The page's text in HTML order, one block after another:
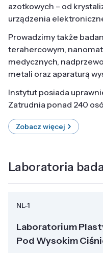
azotkowych – od
urządzenia
Prowadzimy także
terahercowym,
medycznych,
metali oraz aparaturą
Instytut posiada
Zatrudnia ponad 240
Zobacz więcej
Laboratoria
NL-1
Laboratorium
Pod Wysokim